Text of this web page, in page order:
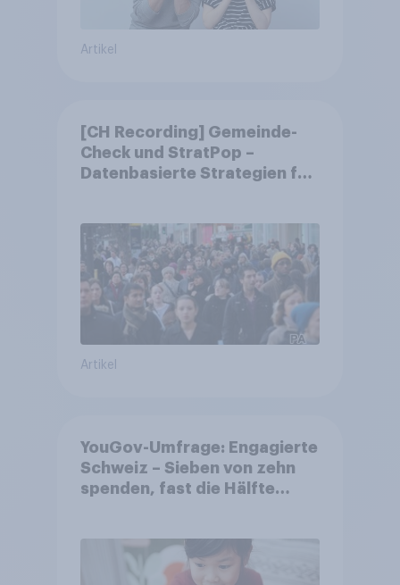
Artikel
[CH Recording] Gemeinde-
Check und StratPop –
Datenbasierte Strategien für
Artikel
YouGov-Umfrage: Engagierte
Schweiz – Sieben von zehn
spenden, fast die Hälfte